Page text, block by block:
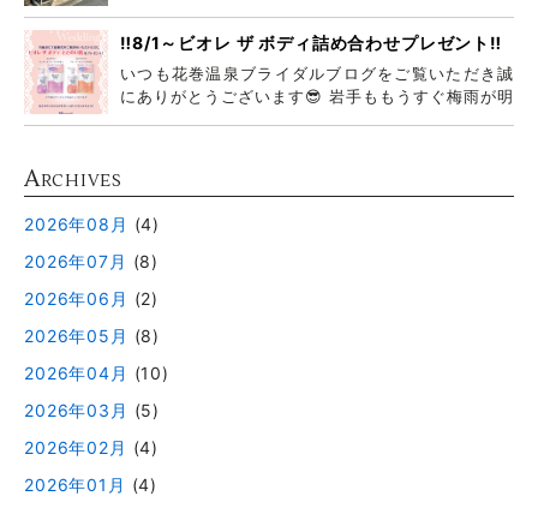
‼️8/1～ビオレ ザ ボディ詰め合わせプレゼント‼️
いつも花巻温泉ブライダルブログをご覧いただき誠
にありがとうございます😎 岩手ももうすぐ梅雨が明
ARCHIVES
2026年08月 (4)
2026年07月 (8)
2026年06月 (2)
2026年05月 (8)
2026年04月 (10)
2026年03月 (5)
2026年02月 (4)
2026年01月 (4)